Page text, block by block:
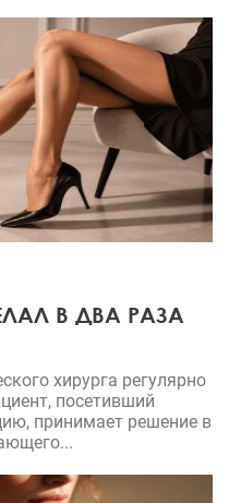
В ДВА РАЗА
хирурга регулярно
посетивший
принимает решение в